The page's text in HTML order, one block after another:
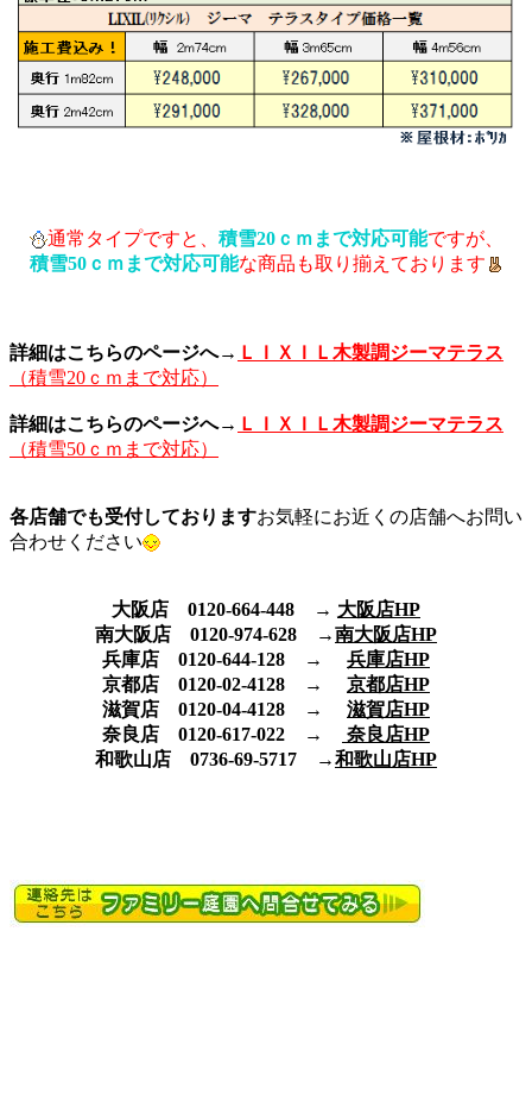
通常タイプですと、 積雪20ｃｍまで対応可能ですが、
積雪50ｃｍまで対応可能な商品も取り揃えております
詳細はこちらのページへ→ ＬＩＸＩＬ木製調ジーマテラス
（積雪20ｃｍまで対応）
詳細はこちらのページへ→ ＬＩＸＩＬ木製調ジーマテラス
（積雪50ｃｍまで対応）
各店舗でも受付しておりますお気軽にお近くの店舗へお問い
合わせください
大阪店 0120-664-448 → 大阪店HP
南大阪店 0120-974-628 →南大阪店HP
兵庫店 0120-644-128 → 兵庫店HP
京都店 0120-02-4128 → 京都店HP
滋賀店 0120-04-4128 → 滋賀店HP
奈良店 0120-617-022 →
奈良店HP
和歌山店 0736-69-5717 →和歌山店HP